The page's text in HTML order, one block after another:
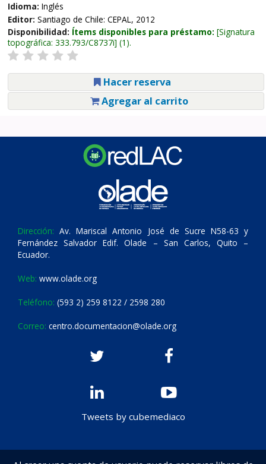
Idioma: Inglés
Editor: Santiago de Chile: CEPAL, 2012
Disponibilidad: Ítems disponibles para préstamo: Signatura
topográfica: 333.793/C8737i (1).
Hacer reserva
Agregar al carrito
Dirección: Av. Mariscal Antonio José de Sucre N58-63 y
Fernández Salvador Edif. Olade – San Carlos, Quito –
Ecuador.
Web: www.olade.org
Teléfono: (593 2) 259 8122 / 2598 280
Correo: centro.documentacion@olade.org
Tweets by cubemediaco